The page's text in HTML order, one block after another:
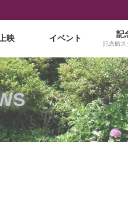
映 イベント 記
記念館ス